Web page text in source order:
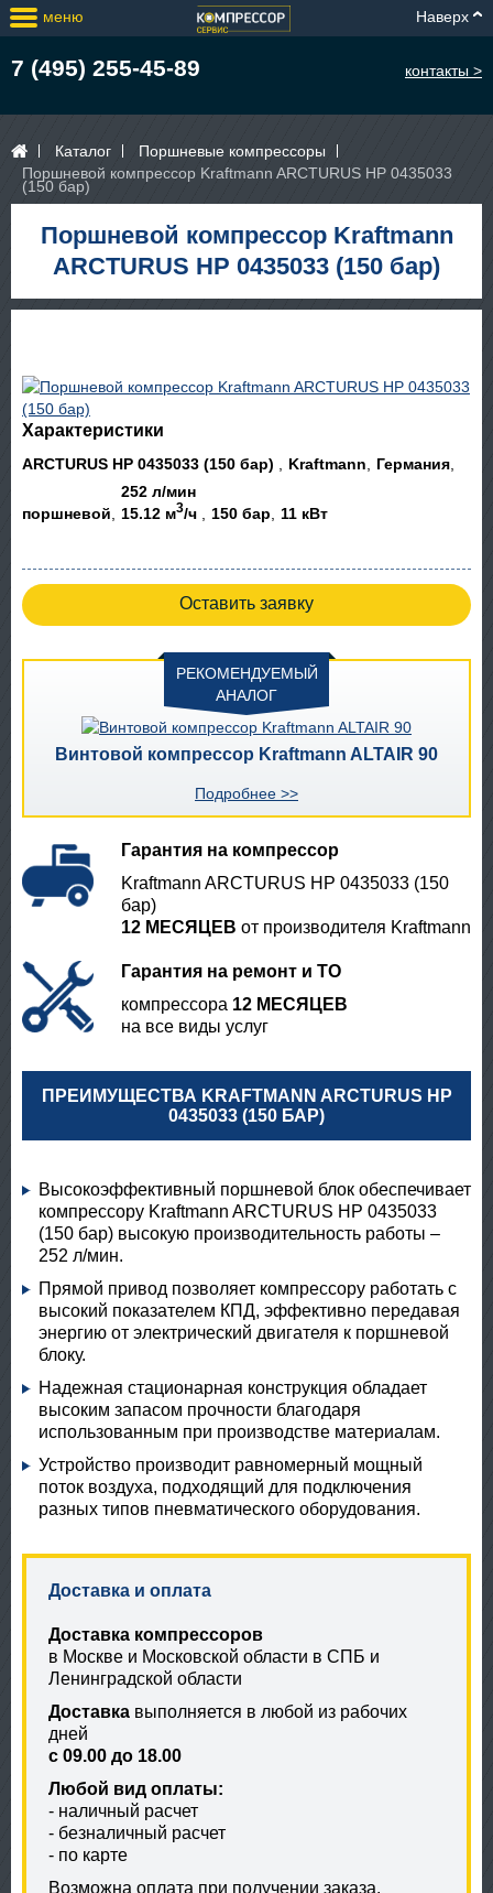
меню Наверх
7 (495) 255-45-89 контакты >
Каталог
Поршневые компрессоры
Поршневой компрессор Kraftmann ARCTURUS HP 0435033
(150 бар)
Поршневой компрессор Kraftmann
ARCTURUS HP 0435033 (150 бар)
Характеристики
ARCTURUS HP 0435033 (150 бар) Kraftmann Германия
поршневой
252 л/мин
15.12 м3/ч 150 бар 11 кВт
Оставить заявку
РЕКОМЕНДУЕМЫЙ
АНАЛОГ
Винтовой компрессор Kraftmann ALTAIR 90
Подробнее >>
Гарантия на компрессор
Kraftmann ARCTURUS HP 0435033 (150
бар)
12 МЕСЯЦЕВ от производителя Kraftmann
Гарантия на ремонт и ТО
компрессора 12 МЕСЯЦЕВ
на все виды услуг
ПРЕИМУЩЕСТВА KRAFTMANN ARCTURUS HP
0435033 (150 БАР)
Высокоэффективный поршневой блок обеспечивает
компрессору Kraftmann ARCTURUS HP 0435033
(150 бар) высокую производительность работы –
252 л/мин.
Прямой привод позволяет компрессору работать с
высокий показателем КПД, эффективно передавая
энергию от электрический двигателя к поршневой
блоку.
Надежная стационарная конструкция обладает
высоким запасом прочности благодаря
использованным при производстве материалам.
Устройство производит равномерный мощный
поток воздуха, подходящий для подключения
разных типов пневматического оборудования.
Доставка и оплата
Доставка компрессоров
в Москве и Московской области в СПБ и
Ленинградской области
Доставка выполняется в любой из рабочих
дней
с 09.00 до 18.00
Любой вид оплаты:
- наличный расчет
- безналичный расчет
- по карте
Возможна оплата при получении заказа.